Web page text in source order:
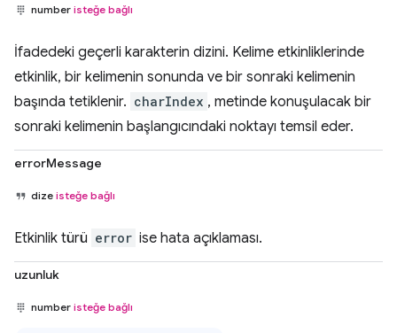
number isteğe bağlı
İfadedeki geçerli karakterin dizini. Kelime etkinliklerinde
etkinlik, bir kelimenin sonunda ve bir sonraki kelimenin
başında tetiklenir. charIndex , metinde konuşulacak bir
sonraki kelimenin başlangıcındaki noktayı temsil eder.
errorMessage
dize isteğe bağlı
Etkinlik türü error ise hata açıklaması.
uzunluk
number isteğe bağlı